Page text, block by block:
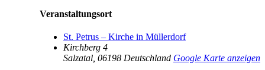
Veranstaltungsort
St. Petrus – Kirche in Müllerdorf
Kirchberg 4
Salzatal 06198 Deutschland Google Karte anzeigen